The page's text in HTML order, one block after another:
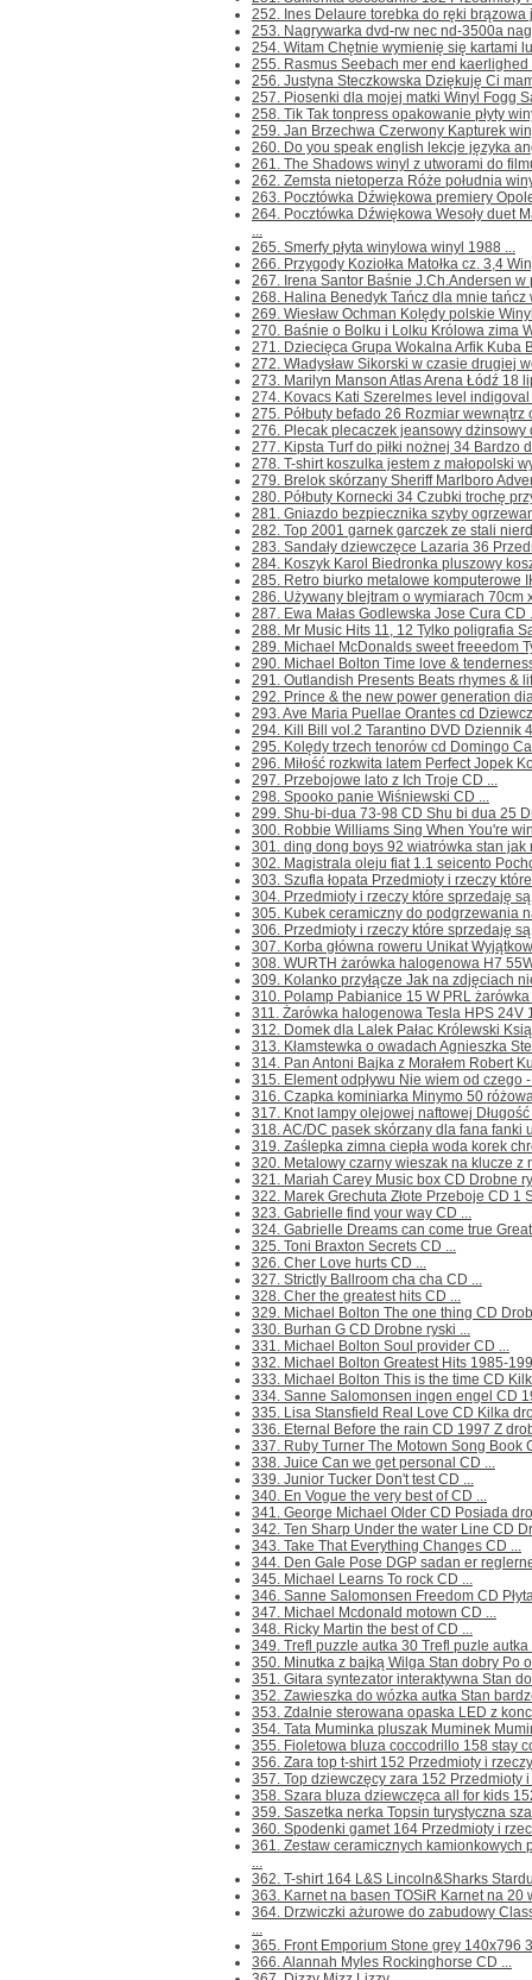
252. Ines Delaure torebka do ręki brązowa
253. Nagrywarka dvd-rw nec nd-3500a
254. Witam Chętnie wymienię się kartami
255. Rasmus Seebach mer end kaerlighed
256. Justyna Steczkowska Dziękuję Ci
257. Piosenki dla mojej matki Winyl Fogg
258. Tik Tak tonpress opakowanie płyty
259. Jan Brzechwa Czerwony Kapturek
260. Do you speak english lekcje języka
261. The Shadows winyl z utworami do
262. Zemsta nietoperza Róże południa
263. Pocztówka Dźwiękowa premiery
264. Pocztówka Dźwiękowa Wesoły duet
...
265. Smerfy płyta winylowa winyl 1988 ...
266. Przygody Koziołka Matołka cz. 3,4
267. Irena Santor Baśnie J.Ch.Andersen
268. Halina Benedyk Tańcz dla mnie tańcz
269. Wiesław Ochman Kolędy polskie
270. Baśnie o Bolku i Lolku Królowa zima
271. Dziecięca Grupa Wokalna Arfik Kuba
272. Władysław Sikorski w czasie drugiej
273. Marilyn Manson Atlas Arena Łódź 18
274. Kovacs Kati Szerelmes level
275. Półbuty befado 26 Rozmiar wewnątrz
276. Plecak plecaczek jeansowy dżinsowy
277. Kipsta Turf do piłki nożnej 34 Bardzo
278. T-shirt koszulka jestem z małopolski
279. Brelok skórzany Sheriff Marlboro
280. Półbuty Kornecki 34 Czubki trochę
281. Gniazdo bezpiecznika szyby
282. Top 2001 garnek garczek ze stali
283. Sandały dziewczęce Lazaria 36
284. Koszyk Karol Biedronka pluszowy
285. Retro biurko metalowe komputerowe
286. Używany blejtram o wymiarach 70cm
287. Ewa Małas Godlewska Jose Cura CD
288. Mr Music Hits 11, 12 Tylko poligrafia
289. Michael McDonalds sweet freeedom
290. Michael Bolton Time love &
291. Outlandish Presents Beats rhymes &
292. Prince & the new power generation
293. Ave Maria Puellae Orantes cd
294. Kill Bill vol.2 Tarantino DVD Dziennik
295. Kolędy trzech tenorów cd Domingo
296. Miłość rozkwita latem Perfect Jopek
297. Przebojowe lato z Ich Troje CD ...
298. Spooko panie Wiśniewski CD ...
299. Shu-bi-dua 73-98 CD Shu bi dua 25
300. Robbie Williams Sing When You're
301. ding dong boys 92 wiatrówka stan jak
302. Magistrala oleju fiat 1.1 seicento
303. Szufla łopata Przedmioty i rzeczy
304. Przedmioty i rzeczy które sprzedaję
305. Kubek ceramiczny do podgrzewania
306. Przedmioty i rzeczy które sprzedaję
307. Korba główna roweru Unikat
308. WURTH żarówka halogenowa H7
309. Kolanko przyłącze Jak na zdjęciach
310. Polamp Pabianice 15 W PRL
311. Żarówka halogenowa Tesla HPS 24V
312. Domek dla Lalek Pałac Królewski
313. Kłamstewka o owadach Agnieszka
314. Pan Antoni Bajka z Morałem Robert
315. Element odpływu Nie wiem od czego
316. Czapka kominiarka Minymo 50
317. Knot lampy olejowej naftowej
318. AC/DC pasek skórzany dla fana fanki
319. Zaślepka zimna ciepła woda korek
320. Metalowy czarny wieszak na klucze z
321. Mariah Carey Music box CD Drobne
322. Marek Grechuta Złote Przeboje CD 1
323. Gabrielle find your way CD ...
324. Gabrielle Dreams can come true
325. Toni Braxton Secrets CD ...
326. Cher Love hurts CD ...
327. Strictly Ballroom cha cha CD ...
328. Cher the greatest hits CD ...
329. Michael Bolton The one thing CD
330. Burhan G CD Drobne ryski ...
331. Michael Bolton Soul provider CD ...
332. Michael Bolton Greatest Hits 1985-
333. Michael Bolton This is the time CD
334. Sanne Salomonsen ingen engel CD
335. Lisa Stansfield Real Love CD Kilka
336. Eternal Before the rain CD 1997 Z
337. Ruby Turner The Motown Song Book
338. Juice Can we get personal CD ...
339. Junior Tucker Don't test CD ...
340. En Vogue the very best of CD ...
341. George Michael Older CD Posiada
342. Ten Sharp Under the water Line CD
343. Take That Everything Changes CD ...
344. Den Gale Pose DGP sadan er
345. Michael Learns To rock CD ...
346. Sanne Salomonsen Freedom CD
347. Michael Mcdonald motown CD ...
348. Ricky Martin the best of CD ...
349. Trefl puzzle autka 30 Trefl puzle
350. Minutka z bajką Wilga Stan dobry Po
351. Gitara syntezator interaktywna Stan
352. Zawieszka do wózka autka Stan
353. Zdalnie sterowana opaska LED z
354. Tata Muminka pluszak Muminek
355. Fioletowa bluza coccodrillo 158 stay
356. Zara top t-shirt 152 Przedmioty i
357. Top dziewczęcy zara 152 Przedmioty
358. Szara bluza dziewczęca all for kids
359. Saszetka nerka Topsin turystyczna
360. Spodenki gamet 164 Przedmioty i
361. Zestaw ceramicznych kamionkowych
...
362. T-shirt 164 L&S Lincoln&Sharks
363. Karnet na basen TOSiR Karnet na 20
364. Drzwiczki ażurowe do zabudowy
...
365. Front Emporium Stone grey 140x796
366. Alannah Myles Rockinghorse CD ...